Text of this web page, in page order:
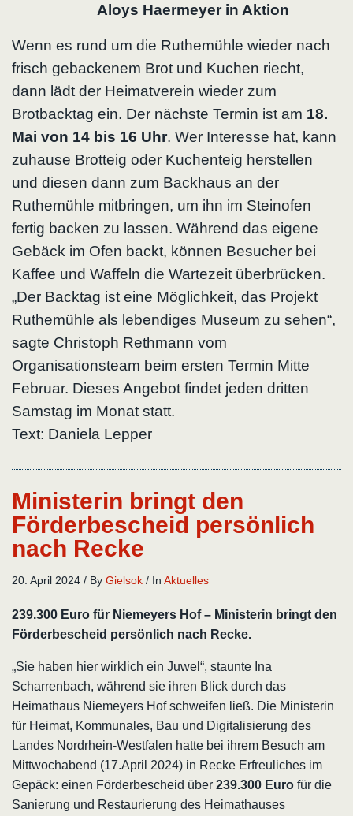
Aloys Haermeyer in Aktion
Wenn es rund um die Ruthemühle wieder nach
frisch gebackenem Brot und Kuchen riecht,
dann lädt der Heimatverein wieder zum
Brotbacktag ein. Der nächste Termin ist am 18.
Mai von 14 bis 16 Uhr. Wer Interesse hat, kann
zuhause Brotteig oder Kuchenteig herstellen
und diesen dann zum Backhaus an der
Ruthemühle mitbringen, um ihn im Steinofen
fertig backen zu lassen. Während das eigene
Gebäck im Ofen backt, können Besucher bei
Kaffee und Waffeln die Wartezeit überbrücken.
„Der Backtag ist eine Möglichkeit, das Projekt
Ruthemühle als lebendiges Museum zu sehen“,
sagte Christoph Rethmann vom
Organisationsteam beim ersten Termin Mitte
Februar. Dieses Angebot findet jeden dritten
Samstag im Monat statt.
Text: Daniela Lepper
Ministerin bringt den
Förderbescheid persönlich
nach Recke
20. April 2024 / By Gielsok / In Aktuelles
239.300 Euro für Niemeyers Hof – Ministerin bringt den
Förderbescheid persönlich nach Recke.
„Sie haben hier wirklich ein Juwel“, staunte Ina
Scharrenbach, während sie ihren Blick durch das
Heimathaus Niemeyers Hof schweifen ließ. Die Ministerin
für Heimat, Kommunales, Bau und Digitalisierung des
Landes Nordrhein-Westfalen hatte bei ihrem Besuch am
Mittwochabend (17.April 2024) in Recke Erfreuliches im
Gepäck: einen Förderbescheid über 239.300 Euro für die
Sanierung und Restaurierung des Heimathauses